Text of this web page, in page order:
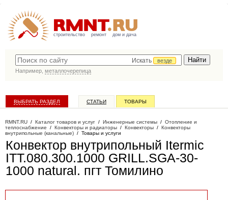
строительство ремонт дом и дача
Искать
везде
Например, металлочерепица
ВЫБРАТЬ РАЗДЕЛ СТАТЬИ ТОВАРЫ
RMNT.RU / Каталог товаров и услуг / Инженерные системы / Отопление и
теплоснабжение / Конвекторы и радиаторы / Конвекторы / Конвекторы
внутрипольные (канальные) / Товары и услуги
Конвектор внутрипольный Itermic
ITT.080.300.1000 GRILL.SGA-30-
1000 natural. пгт Томилино